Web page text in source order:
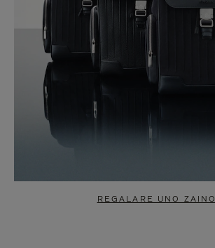
REGALARE UNO ZAINO